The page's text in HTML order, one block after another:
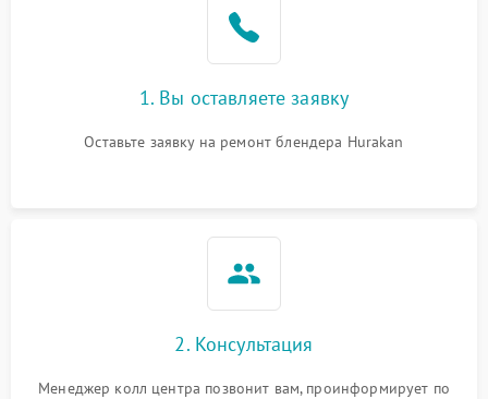
1. Вы оставляете заявку
Оставьте заявку на ремонт блендера Hurakan
2. Консультация
Менеджер колл центра позвонит вам, проинформирует по